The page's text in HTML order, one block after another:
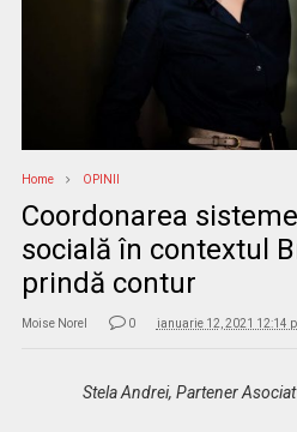
Home OPINII
Coordonarea
socială în contextul
prindă contur
Moise Norel 0 ianuarie 12, 2021 12:14
Stela Andrei, Partener Asociat